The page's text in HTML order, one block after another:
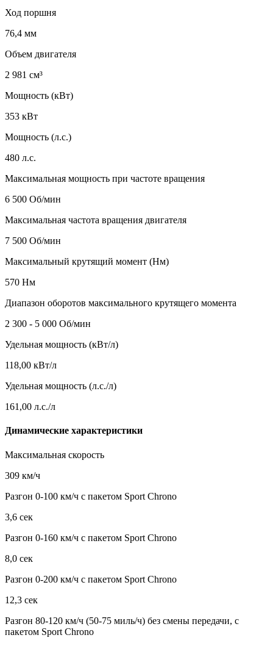
Ход поршня
76,4 мм
Объем двигателя
2 981 см³
Мощность (кВт)
353 кВт
Мощность (л.с.)
480 л.с.
Максимальная мощность при частоте вращения
6 500 Об/мин
Максимальная частота вращения двигателя
7 500 Об/мин
Максимальный крутящий момент (Нм)
570 Нм
Диапазон оборотов максимального крутящего момента
2 300 - 5 000 Об/мин
Удельная мощность (кВт/л)
118,00 кВт/л
Удельная мощность (л.с./л)
161,00 л.с./л
Динамические характеристики
Максимальная скорость
309 км/ч
Разгон 0-100 км/ч с пакетом Sport Chrono
3,6 сек
Разгон 0-160 км/ч с пакетом Sport Chrono
8,0 сек
Разгон 0-200 км/ч с пакетом Sport Chrono
12,3 сек
Разгон 80-120 км/ч (50-75 миль/ч) без смены передачи, с
пакетом Sport Chrono